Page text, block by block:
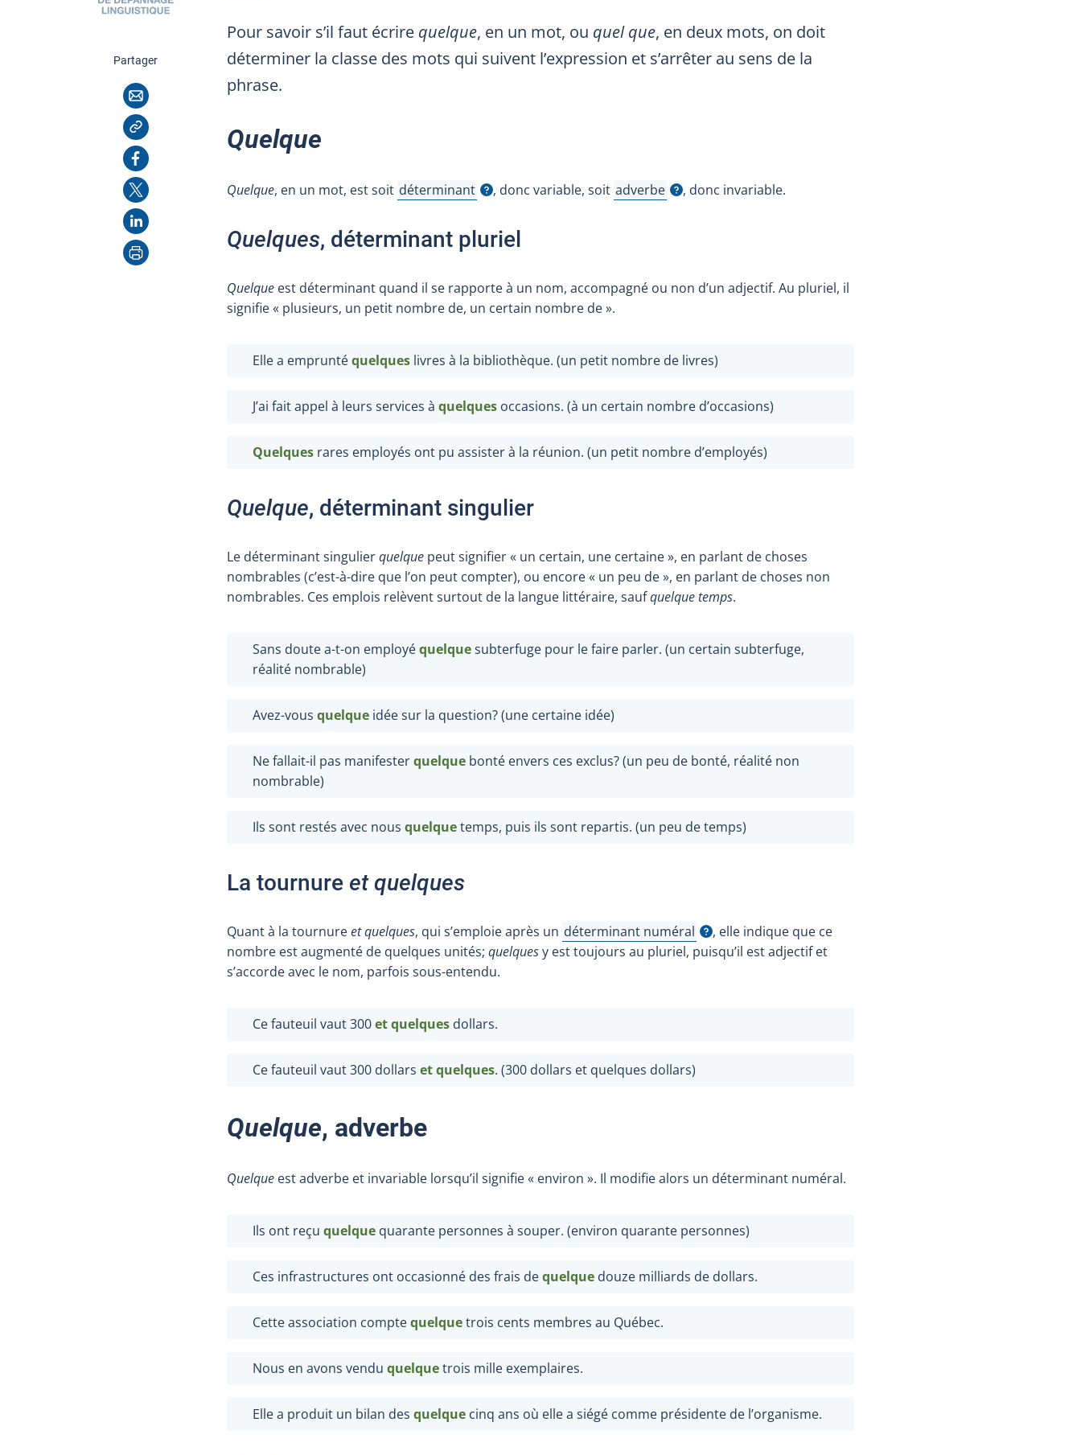
Partagercette page
Courriel
Copier l'adresse
Facebook
X
LinkedIn
Imprimer
Pour savoir s’il faut écrire quelque, en un mot, ou quel que, en deux mots, on doit
déterminer la classe des mots qui suivent l’expression et s’arrêter au sens de la
phrase.
Quelque
Quelque, en un mot, est soit déterminant
Afficher l'infobulle, donc variable, soit adverbe
Afficher l'infobulle, donc invariable.
Quelques, déterminant pluriel
Quelque est déterminant quand il se rapporte à un nom, accompagné ou non d’un adjectif. Au pluriel, il
signifie « plusieurs, un petit nombre de, un certain nombre de ».
Elle a empruntéquelques livres à la bibliothèque. (un petit nombre de livres)
J’ai fait appel à leurs services à quelques occasions. (à un certain nombre d’occasions)
Quelques rares employés ont pu assister à la réunion. (un petit nombre d’employés)
Quelque, déterminant singulier
Le déterminant singulierquelque peut signifier « un certain, une certaine », en parlant de choses
nombrables (c’est-à-dire que l’on peut compter), ou encore « un peu de », en parlant de choses non
nombrables. Ces emplois relèvent surtout de la langue littéraire, saufquelque temps.
Sans doute a-t-on employéquelquesubterfuge pour le faire parler. (un certain subterfuge,
réalité nombrable)
Avez-vous quelque idée sur la question? (une certaine idée)
Ne fallait-il pas manifesterquelque bonté envers ces exclus? (un peu de bonté, réalité non
nombrable)
Ils sont restés avec nous quelquetemps, puis ils sont repartis. (un peu de temps)
La tournure et quelques
Quant à la tournureet quelques, qui s’emploie après un déterminant numéral
Afficher l'infobulle
, elle indique que ce
nombre est augmenté de quelques unités; quelquesy est toujours au pluriel, puisqu’il est adjectif et
s’accorde avec le nom, parfois sous-entendu.
Ce fauteuil vaut 300et quelques dollars.
Ce fauteuil vaut 300 dollars et quelques. (300 dollars et quelques dollars)
Quelque, adverbe
Quelque est adverbe et invariable lorsqu’il signifie « environ ». Il modifie alors un déterminant numéral.
Ils ont reçu quelque quarante personnes à souper. (environ quarante personnes)
Ces infrastructures ont occasionné des frais dequelque douze milliards de dollars.
Cette association comptequelquetrois cents membres au Québec.
Nous en avons vendu quelquetrois mille exemplaires.
Elle a produit un bilan des quelque cinq ans où elle a siégé comme présidente de l’organisme.